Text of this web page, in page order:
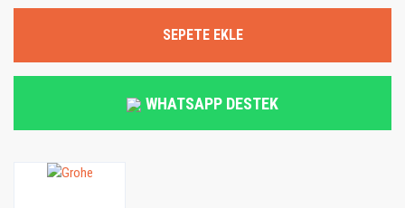
SEPETE EKLE
WHATSAPP DESTEK